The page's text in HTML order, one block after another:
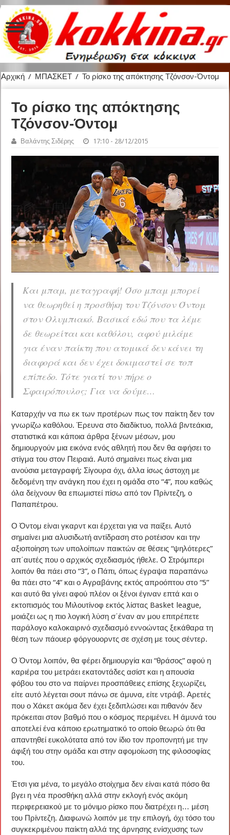
Αρχική / ΜΠΑΣΚΕΤ / Το ρίσκο της απόκτησης Τζόνσον-Όντομ
Το ρίσκο της απόκτησης
Τζόνσον-Όντομ
Βαλάντης Σιδέρης 17:10 - 28/12/2015
Και μπαμ, μεταγραφή! Όσο μπαμ μπορεί
να θεωρηθεί η προσθήκη του Τζόνσον Όντομ
στον Ολυμπιακό. Βασικά εδώ που τα λέμε
δε θεωρείται και καθόλου, αφού μιλάμε
για έναν παίκτη που ατομικά δεν κάνει τη
διαφορά και δεν έχει δοκιμαστεί σε τοπ
επίπεδο. Τότε γιατί τον πήρε ο
Σφαιρόπουλος; Για να δούμε…
Καταρχήν να πω εκ των προτέρων πως τον παίκτη δεν τον
γνωρίζω καθόλου. Έρευνα στο διαδίκτυο, πολλά βιντεάκια,
στατιστικά και κάποια άρθρα ξένων μέσων, μου
δημιουργούν μια εικόνα ενός αθλητή που δεν θα αφήσει το
στίγμα του στον Πειραιά. Αυτό σημαίνει πως είναι μια
ανούσια μεταγραφή; Σίγουρα όχι, άλλα ίσως άστοχη με
δεδομένη την ανάγκη που έχει η ομάδα στο “4”, που καθώς
όλα δείχνουν θα επωμιστεί πίσω από τον Πρίντεζη, ο
Παπαπέτρου.
Ο Όντομ είναι γκαρντ και έρχεται για να παίξει. Αυτό
σημαίνει μια αλυσιδωτή αντίδραση στο ροτέισον και την
αξιοποίηση των υπολοίπων παικτών σε θέσεις “ψηλότερες”
απ΄αυτές που ο αρχικός σχεδιασμός ήθελε. Ο Στρόμπερι
λοιπόν θα πάει στο “3”, ο Πάπι, όπως έγραψα παραπάνω
θα πάει στο “4” και ο Αγραβάνης εκτός απροόπτου στο “5”
και αυτό θα γίνει αφού πλέον οι ξένοι έγιναν επτά και ο
εκτοπισμός του Μιλουτίνοφ εκτός λίστας Basket league,
μοιάζει ως η πιο λογική λύση σ΄έναν αν μου επιτρέπετε
παράλογο καλοκαιρινό σχεδιασμό εννοώντας ξεκάθαρα τη
θέση των πάουερ φόργουορντς σε σχέση με τους σέντερ.
Ο Όντομ λοιπόν, θα φέρει δημιουργία και “θράσος” αφού η
καριέρα του μετράει εκατοντάδες ασίστ και η απουσία
φόβου του στο να παίρνει προσπάθειες επίσης ξεχωρίζει,
είτε αυτό λέγεται σουτ πάνω σε άμυνα, είτε ντράιβ. Αρετές
που ο Χάκετ ακόμα δεν έχει ξεδιπλώσει και πιθανόν δεν
πρόκειται στον βαθμό που ο κόσμος περιμένει. Η άμυνά του
αποτελεί ένα κάποιο ερωτηματικό το οποίο θεωρώ ότι θα
απαντηθεί ευκολότατα από τον ίδιο τον προπονητή με την
άφιξή του στην ομάδα και στην αφομοίωση της φιλοσοφίας
του.
Έτσι για μένα, το μεγάλο στοίχημα δεν είναι κατά πόσο θα
βγει η νέα προσθήκη αλλά στην εκλογή ενός ακόμη
περιφερειακού με το μόνιμο ρίσκο που διατρέχει η… μέση
του Πρίντεζη. Διαφωνώ λοιπόν με την επιλογή, όχι τόσο του
συγκεκριμένου παίκτη αλλά της άρνησης ενίσχυσης των